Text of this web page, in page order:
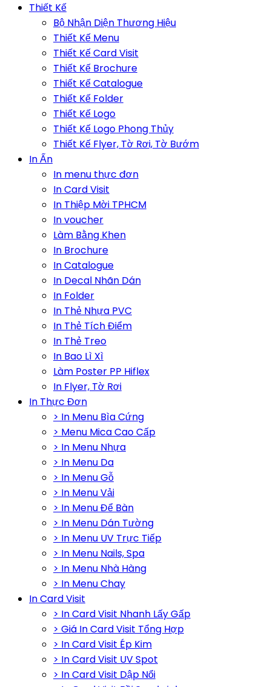
Thiết Kế
Bộ Nhận Diện Thương Hiệu
Thiết Kế Menu
Thiết Kế Card Visit
Thiết Kế Brochure
Thiết Kế Catalogue
Thiết Kế Folder
Thiết Kế Logo
Thiết Kế Logo Phong Thủy
Thiết Kế Flyer, Tờ Rơi, Tờ Bướm
In Ấn
In menu thực đơn
In Card Visit
In Thiệp Mời TPHCM
In voucher
Làm Bằng Khen
In Brochure
In Catalogue
In Decal Nhãn Dán
In Folder
In Thẻ Nhựa PVC
In Thẻ Tích Điểm
In Thẻ Treo
In Bao Lì Xì
Làm Poster PP Hiflex
In Flyer, Tờ Rơi
In Thực Đơn
> In Menu Bìa Cứng
> Menu Mica Cao Cấp
> In Menu Nhựa
> In Menu Da
> In Menu Gỗ
> In Menu Vải
> In Menu Để Bàn
> In Menu Dán Tường
> In Menu UV Trực Tiếp
> In Menu Nails, Spa
> In Menu Nhà Hàng
> In Menu Chay
In Card Visit
> In Card Visit Nhanh Lấy Gấp
> Giá In Card Visit Tổng Hợp
> In Card Visit Ép Kim
> In Card Visit UV Spot
> In Card Visit Dập Nổi